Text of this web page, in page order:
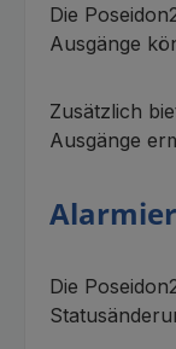
Die
Ausgänge
Zusätzlich
Ausgänge
Die